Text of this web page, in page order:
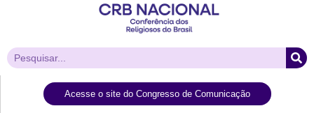
Acesse o site do Congresso de Comunicação